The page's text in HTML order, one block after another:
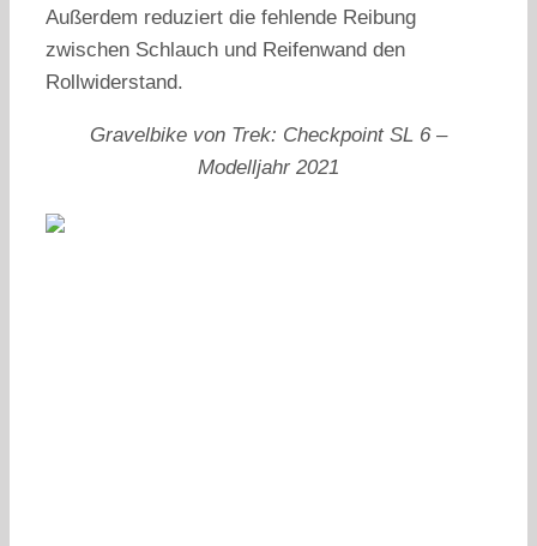
Außerdem reduziert die fehlende Reibung
zwischen Schlauch und Reifenwand den
Rollwiderstand.
Gravelbike von Trek: Checkpoint SL 6 –
Modelljahr 2021